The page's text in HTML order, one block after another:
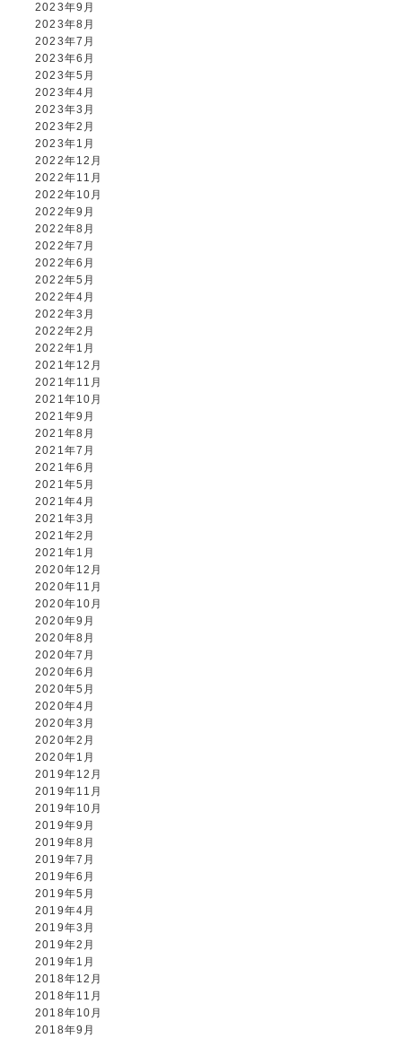
2023年9月
2023年8月
2023年7月
2023年6月
2023年5月
2023年4月
2023年3月
2023年2月
2023年1月
2022年12月
2022年11月
2022年10月
2022年9月
2022年8月
2022年7月
2022年6月
2022年5月
2022年4月
2022年3月
2022年2月
2022年1月
2021年12月
2021年11月
2021年10月
2021年9月
2021年8月
2021年7月
2021年6月
2021年5月
2021年4月
2021年3月
2021年2月
2021年1月
2020年12月
2020年11月
2020年10月
2020年9月
2020年8月
2020年7月
2020年6月
2020年5月
2020年4月
2020年3月
2020年2月
2020年1月
2019年12月
2019年11月
2019年10月
2019年9月
2019年8月
2019年7月
2019年6月
2019年5月
2019年4月
2019年3月
2019年2月
2019年1月
2018年12月
2018年11月
2018年10月
2018年9月